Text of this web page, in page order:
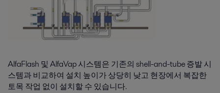
AlfaFlash 및 AlfaVap 시스템은 기존의 shell-and-tube 증발 시
스템과 비교하여 설치 높이가 상당히 낮고 현장에서 복잡한
토목 작업 없이 설치할 수 있습니다.